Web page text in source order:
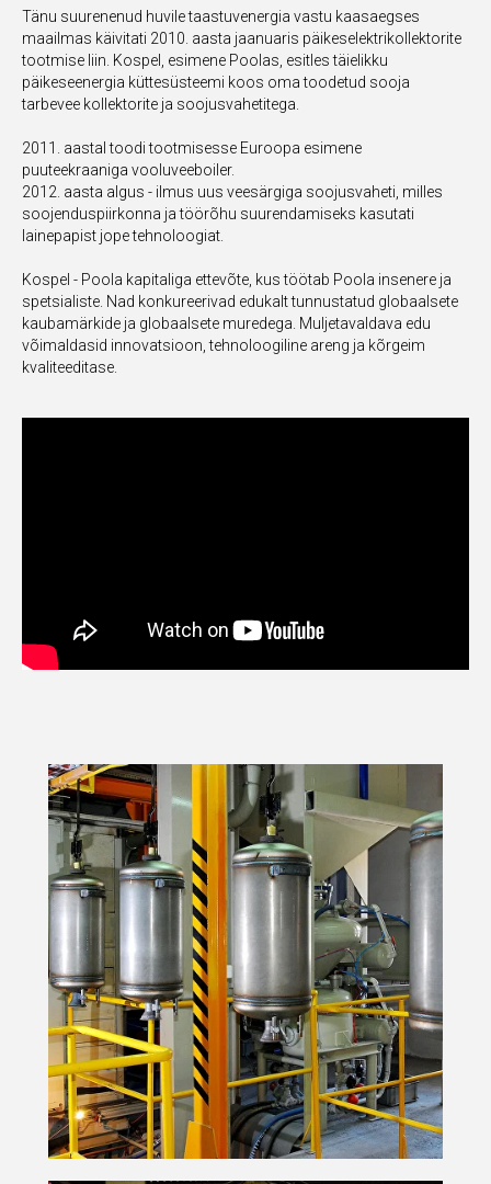
Tänu suurenenud huvile taastuvenergia vastu kaasaegses
maailmas käivitati 2010. aasta jaanuaris päikeselektrikollektorite
tootmise liin. Kospel, esimene Poolas, esitles täielikku
päikeseenergia küttesüsteemi koos oma toodetud sooja
tarbevee kollektorite ja soojusvahetitega.
2011. aastal toodi tootmisesse Euroopa esimene
puuteekraaniga vooluveeboiler.
2012. aasta algus - ilmus uus veesärgiga soojusvaheti, milles
soojenduspiirkonna ja töörõhu suurendamiseks kasutati
lainepapist jope tehnoloogiat.
Kospel - Poola kapitaliga ettevõte, kus töötab Poola insenere ja
spetsialiste. Nad konkureerivad edukalt tunnustatud globaalsete
kaubamärkide ja globaalsete muredega. Muljetavaldava edu
võimaldasid innovatsioon, tehnoloogiline areng ja kõrgeim
kvaliteeditase.